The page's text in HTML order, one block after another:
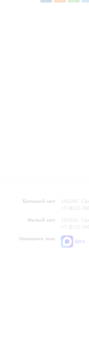
Большой зал:
191186,
+7 (812)
Малый зал:
191011,
+7 (812)
Напишите нам:
MAX